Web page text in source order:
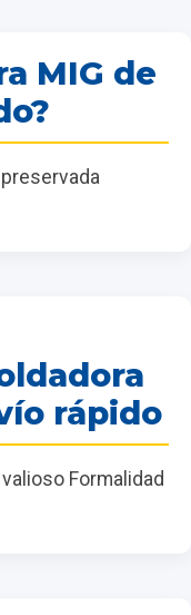
MIG de
rápido
Formalidad